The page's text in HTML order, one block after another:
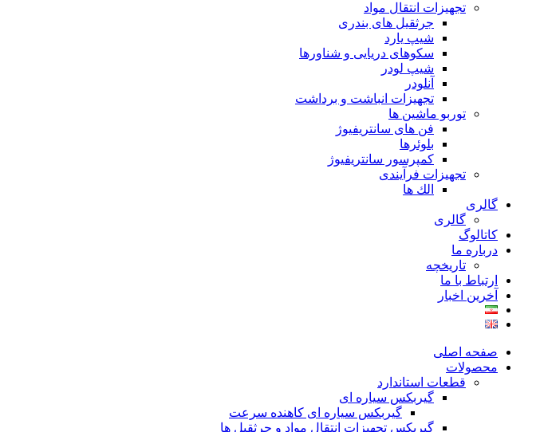
تجهيزات انتقال مواد
جرثقيل های بندری
شيپ يارد
سكوهای دريايی و شناورها
شيپ لودر
آنلودر
تجهيزات انباشت و برداشت
توربو ماشين ها
فن های سانتريفيوژ
بلوئرها
کمپرسور سانتریفیوژ
تجهیزات فرآیندی
الك ها
گالری
گالری
کاتالوگ
درباره ما
تاريخچه
ارتباط با ما
آخرین اخبار
صفحه اصلی
محصولات
قطعات استاندارد
گيربكس سياره ای
گيربكس سياره ای كاهنده سرعت
گيربكس تجهيزات انتقال مواد و جرثقيل ها